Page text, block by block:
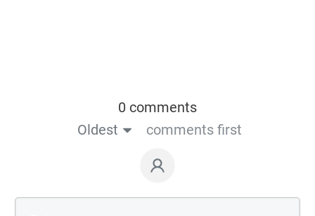
0 comments
Oldest
comments first